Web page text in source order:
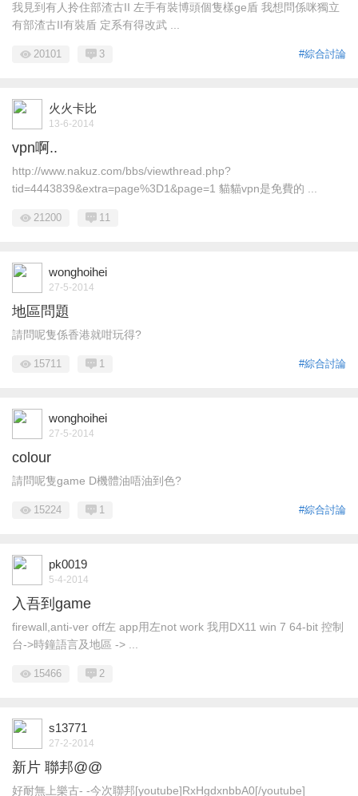
我見到有人拎住部渣古II 左手有裝博頭個隻樣ge盾 我想問係咪獨立
有部渣古II有裝盾 定系有得改武 ...
#綜合討論
20101 3
火火卡比
13-6-2014
vpn啊..
http://www.nakuz.com/bbs/viewthread.php?
tid=4443839&extra=page%3D1&page=1 貓貓vpn是免費的 ...
21200 11
wonghoihei
27-5-2014
地區問題
請問呢隻係香港就咁玩得?
#綜合討論
15711 1
wonghoihei
27-5-2014
colour
請問呢隻game D機體油唔油到色?
#綜合討論
15224 1
pk0019
5-4-2014
入吾到game
firewall,anti-ver off左 app用左not work 我用DX11 win 7 64-bit 控制
台->時鐘語言及地區 -> ...
15466 2
s13771
27-2-2014
新片 聯邦@@
好耐無上樂古- -今次聯邦[youtube]RxHgdxnbbA0[/youtube]